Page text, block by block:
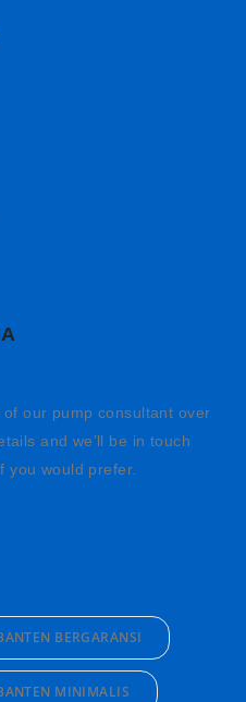
our pump consultant over
and we’ll be in touch
you would prefer.
BERGARANSI
MINIMALIS